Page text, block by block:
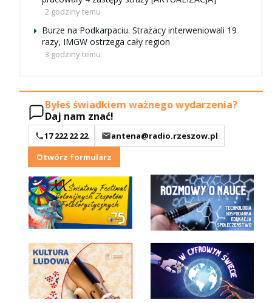
2 godziny temu
Burze na Podkarpaciu. Strażacy interweniowali 19
razy, IMGW ostrzega cały region
3 godziny temu
Byłeś świadkiem ważnego wydarzenia?
Daj nam znać!
17 222 22 22
antena@radio.rzeszow.pl
Otwórz formularz